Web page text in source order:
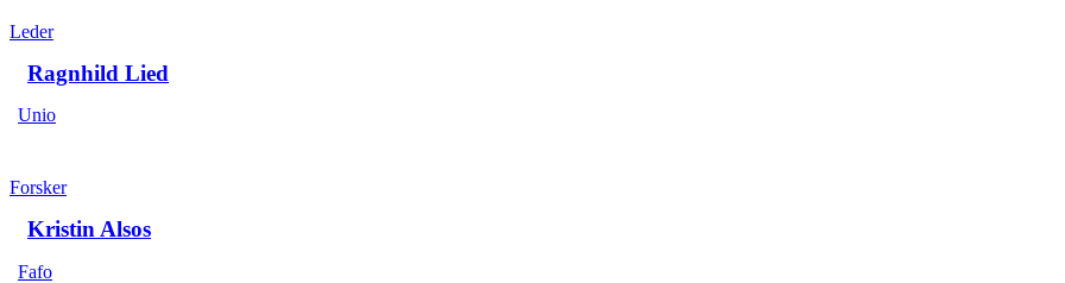
Leder
Ragnhild Lied
Unio
Forsker
Kristin Alsos
Fafo